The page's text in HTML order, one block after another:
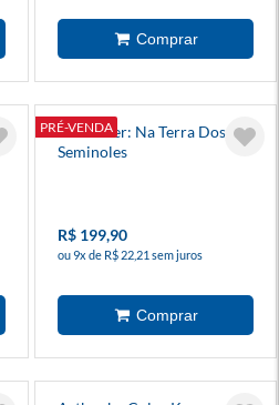
PRÉ-VENDA
Tex Willer: Na Terra Dos
Seminoles
R$ 199,90
ou 9x de R$ 22,21 sem juros